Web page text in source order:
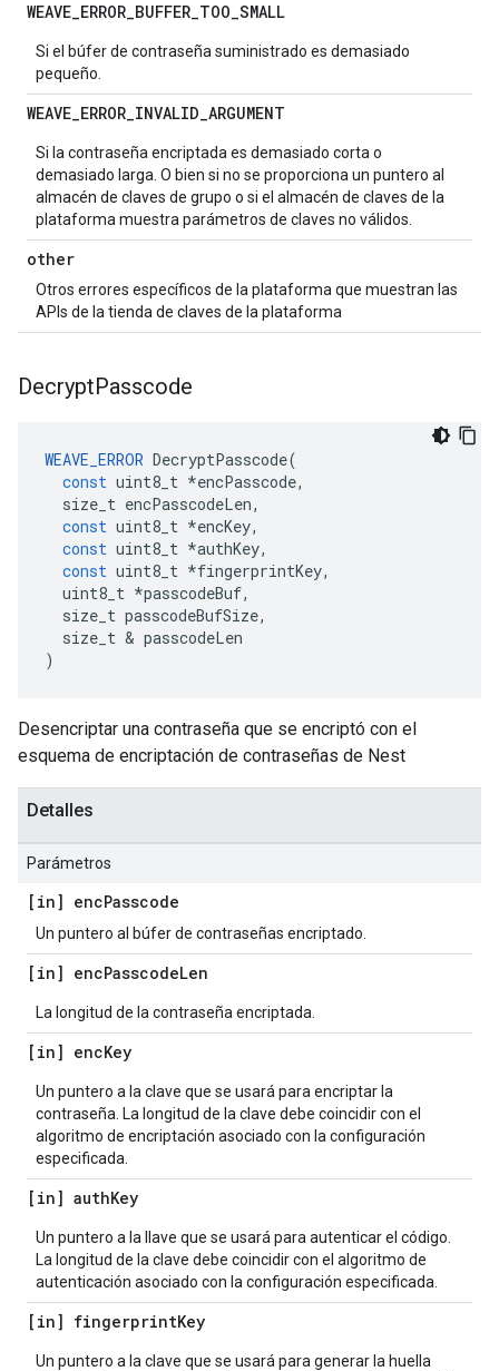
WEAVE_ERROR_BUFFER_TOO_SMALL
Si el búfer de contraseña suministrado es demasiado
pequeño.
WEAVE_ERROR_INVALID_ARGUMENT
Si la contraseña encriptada es demasiado corta o
demasiado larga. O bien si no se proporciona un puntero al
almacén de claves de grupo o si el almacén de claves de la
plataforma muestra parámetros de claves no válidos.
other
Otros errores específicos de la plataforma que muestran las
APIs de la tienda de claves de la plataforma
DecryptPasscode
WEAVE_ERROR DecryptPasscode(
const uint8_t *encPasscode,
size_t encPasscodeLen,
const uint8_t *encKey,
const uint8_t *authKey,
const uint8_t *fingerprintKey,
uint8_t *passcodeBuf,
size_t passcodeBufSize,
size_t & passcodeLen
)
Desencriptar una contraseña que se encriptó con el
esquema de encriptación de contraseñas de Nest
Detalles
Parámetros
[in] encPasscode
Un puntero al búfer de contraseñas encriptado.
[in] encPasscodeLen
La longitud de la contraseña encriptada.
[in] encKey
Un puntero a la clave que se usará para encriptar la
contraseña. La longitud de la clave debe coincidir con el
algoritmo de encriptación asociado con la configuración
especificada.
[in] authKey
Un puntero a la llave que se usará para autenticar el código.
La longitud de la clave debe coincidir con el algoritmo de
autenticación asociado con la configuración especificada.
[in] fingerprintKey
Un puntero a la clave que se usará para generar la huella